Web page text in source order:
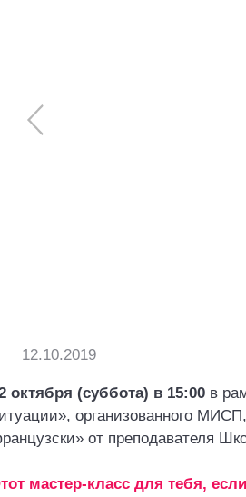
12.10.2019
октября (суббота) в 15:00в
организованного
от преподавателя
мастер-класс для тебя,